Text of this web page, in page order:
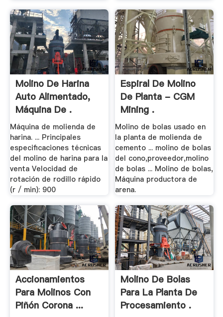
Molino De Harina
Auto Alimentado,
Máquina De .
Máquina de molienda de
harina. ... Principales
especificaciones técnicas
del molino de harina para la
venta Velocidad de
rotación de rodillo rápido
(r / min): 900
Espiral De Molino
De Planta - CGM
Mining .
Molino de bolas usado en
la planta de molienda de
cemento ... molino de bolas
del cono,proveedor,molino
de bolas ... Molino de bolas,
Máquina productora de
arena.
Accionamientos
Para Molinos Con
Piñón Corona ...
Molino De Bolas
Para La Planta De
Procesamiento .